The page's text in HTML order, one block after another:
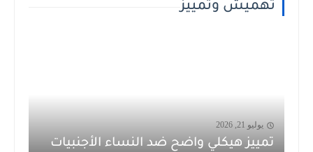
تهميش وتمييز
يوليو 21, 2026
تمييز هيكلي واضح ضد النساء الأجنبيات